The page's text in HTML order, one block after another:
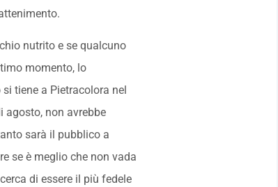
nutrito e se qualcuno
momento, lo
tiene a Pietracolora nel
agosto, non avrebbe
sarà il pubblico a
se è meglio che non vada
di essere il più fedele